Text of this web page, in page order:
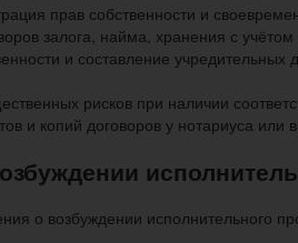
прав собственности и
залога, найма, хранения с учётом
и составление
рисков при наличии
и копий договоров у нотариуса
о возбуждении исполнительного